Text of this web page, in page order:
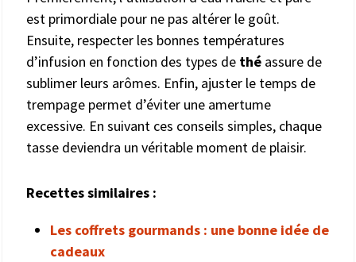
est primordiale pour ne pas altérer le goût.
Ensuite, respecter les bonnes températures
d’infusion en fonction des types de thé assure de
sublimer leurs arômes. Enfin, ajuster le temps de
trempage permet d’éviter une amertume
excessive. En suivant ces conseils simples, chaque
tasse deviendra un véritable moment de plaisir.
Recettes similaires :
Les coffrets gourmands : une bonne idée de
cadeaux